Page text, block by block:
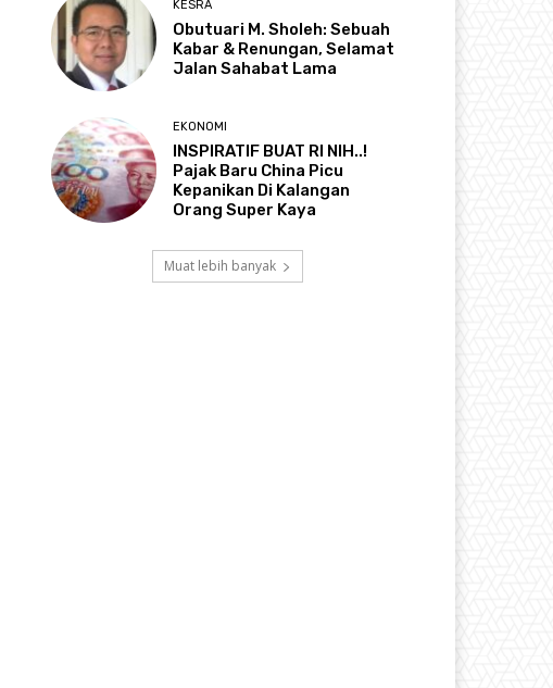
KESRA
Obutuari M. Sholeh: Sebuah
Kabar & Renungan, Selamat
Jalan Sahabat Lama
EKONOMI
INSPIRATIF BUAT RI NIH..!
Pajak Baru China Picu
Kepanikan Di Kalangan
Orang Super Kaya
Muat lebih banyak